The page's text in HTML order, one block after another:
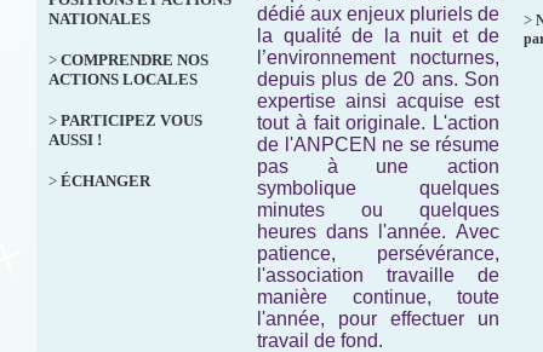
NATIONALES
> COMPRENDRE NOS
ACTIONS LOCALES
> PARTICIPEZ VOUS
AUSSI !
> ÉCHANGER
dédié aux enjeux pluriels de
la qualité de la nuit et de
l’environnement nocturnes,
depuis plus de 20 ans. Son
expertise ainsi acquise est
tout à fait originale. L'action
de l'ANPCEN ne se résume
pas à une action
symbolique quelques
minutes ou quelques
heures dans l'année. Avec
patience, persévérance,
l'association travaille de
manière continue, toute
l'année, pour effectuer un
travail de fond.
>